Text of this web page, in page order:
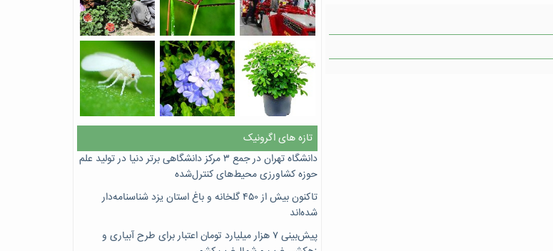
تازه های اگرونیک
دانشگاه تهران در جمع ۳ مرکز دانشگاهی برتر دنیا در تولید علم
حوزه کشاورزی محیط‌های کنترل‌شده
تاکنون بیش از ۴۵۰ گلخانه و باغ استان یزد شناسنامه‌دار
شده‌اند
پیش‌بینی ۷‌ هزار میلیارد تومان اعتبار برای طرح آبیاری و